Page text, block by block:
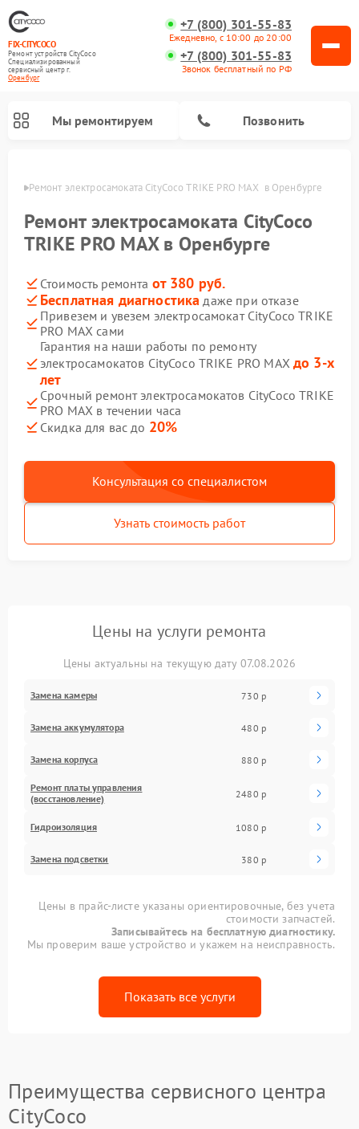
FIX-CITYCOCO
Ремонт устройств CityCoco
Специализированный
cервисный центр г.
Оренбург
+7 (800) 301-55-83
Ежедневно, с 10:00 до 20:00
+7 (800) 301-55-83
Звонок бесплатный по РФ
Мы ремонтируем Позвонить
Ремонт электросамоката CityCoco TRIKE PRO MAX  в Оренбурге
Ремонт электросамоката CityCoco
TRIKE PRO MAX в Оренбурге
Стоимость ремонта от 380 руб.
Бесплатная диагностика даже при отказе
Привезем и увезем электросамокат CityCoco TRIKE
PRO MAX сами
Гарантия на наши работы по ремонту
электросамокатов CityCoco TRIKE PRO MAX до 3-х
лет
Срочный ремонт электросамокатов CityCoco TRIKE
PRO MAX в течении часа
Скидка для вас до 20%
Консультация со специалистом
Узнать стоимость работ
Цены на услуги ремонта
Цены актуальны на текущую дату 07.08.2026
Замена камеры 730 р
Замена аккумулятора 480 р
Замена корпуса 880 р
Ремонт платы управления
(восстановление)
2480 р
Гидроизоляция 1080 р
Замена подсветки 380 р
Цены в прайс-листе указаны ориентировочные, без учета
стоимости запчастей.
Записывайтесь на бесплатную диагностику.
Мы проверим ваше устройство и укажем на неисправность.
Показать все услуги
Преимущества сервисного центра
CityCoco